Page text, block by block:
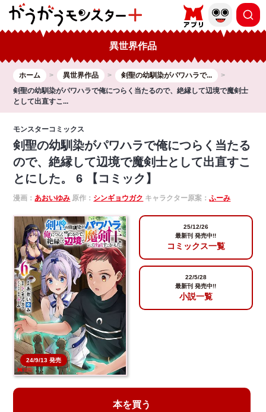
異世界作品
ホーム 異世界作品
剣聖の幼馴染がパワハラで...
剣聖の幼馴染がパワハラで俺につらく当たるので、絶縁して辺境で魔剣士
として出直すこ...
モンスターコミックス
剣聖の幼馴染がパワハラで俺につらく当たる
ので、絶縁して辺境で魔剣士として出直すこ
とにした。 6 【コミック】
漫画：あおいゆみ 原作： シンギョウガク キャラクター原案：ふーみ
24/9/13 発売
25/12/26
最新刊 発売中!!
コミックス一覧
22/5/28
最新刊 発売中!!
小説一覧
本を買う